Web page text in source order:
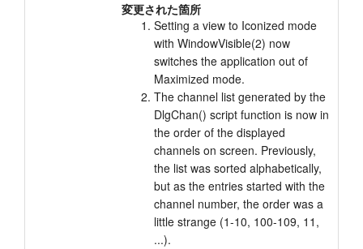
変更された箇所
Setting a view to Iconized mode
with WindowVisible(2) now
switches the application out of
Maximized mode.
The channel list generated by the
DlgChan() script function is now in
the order of the displayed
channels on screen. Previously,
the list was sorted alphabetically,
but as the entries started with the
channel number, the order was a
little strange (1-10, 100-109, 11,
...).